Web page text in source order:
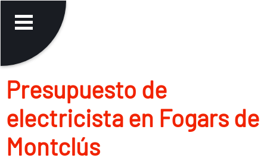
Presupuesto de
electricista en Fogars de
Montclús